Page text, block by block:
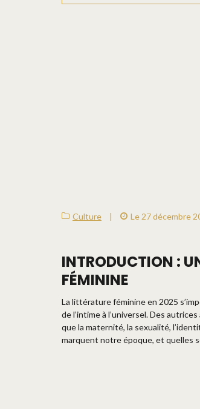
Culture | Le 27 décembre
INTRODUCTION :
FÉMININE
La littérature féminine en 2025
de l’intime à l’universel. Des
que la maternité, la sexualité,
marquent notre époque, et quelles